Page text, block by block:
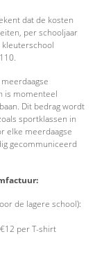
dat de kosten
per schooljaar
is momenteel
Dit bedrag wordt
sportklassen in
elke meerdaagse
gecommuniceerd
de lagere school):
per T-shirt